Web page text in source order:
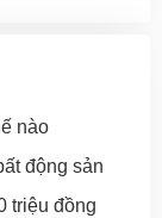
nào
động sản
triệu đồng